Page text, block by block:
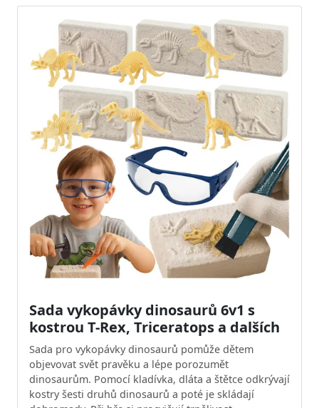
Sada vykopávky dinosaurů 6v1 s
kostrou T-Rex, Triceratops a dalších
Sada pro vykopávky dinosaurů pomůže dětem
objevovat svět pravěku a lépe porozumět
dinosaurům. Pomocí kladívka, dláta a štětce odkrývají
kostry šesti druhů dinosaurů a poté je skládají